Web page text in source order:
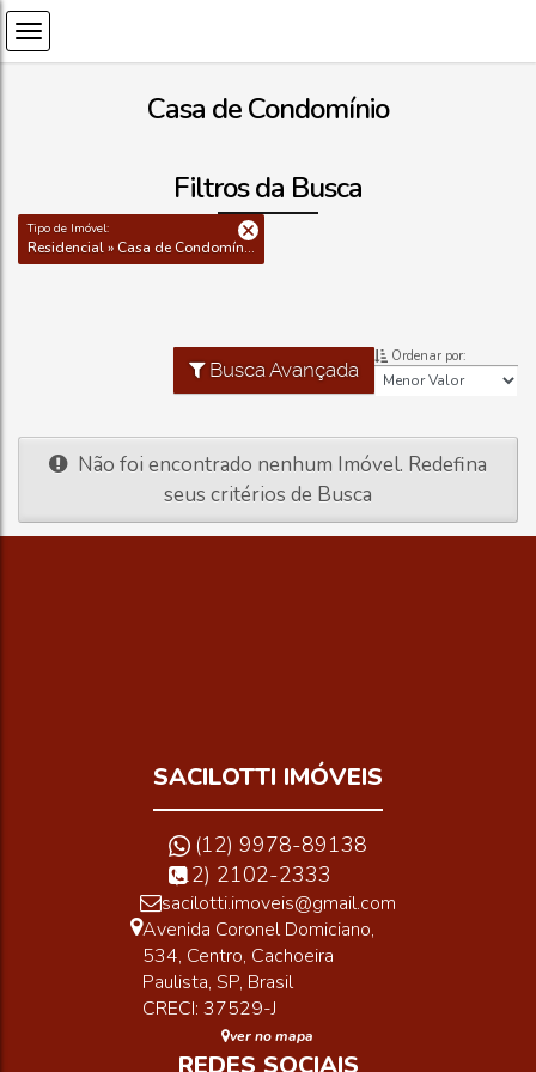
Casa de Condomínio
Filtros da Busca
Tipo de Imóvel:
Residencial » Casa de Condomínio
Busca Avançada
Ordenar por:
Não foi encontrado nenhum Imóvel. Redefina
seus critérios de Busca
SACILOTTI IMÓVEIS
(12) 9978-89138
(12) 2102-2333
sacilotti.imoveis@gmail.com
Avenida Coronel Domiciano,
534, Centro, Cachoeira
Paulista, SP, Brasil
CRECI: 37529-J
ver no mapa
REDES SOCIAIS